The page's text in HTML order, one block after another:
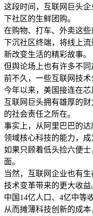
这段时间，互联网巨头
下社区的生鲜团购。
在购物、打车、外卖这些
下沉社区终端，将线上
新改变生活的精彩故事。
但舆论场上也有许多不
前不久，一些互联网技
今年以来，美国接连在芯
互联网巨头拥有雄厚的
的社会责任之所在。
事实上，从阿里巴巴的
领域核心科技的能力，成
如果只顾着低头捡六便
面。
当然，互联网企业也有
技术变革带来的更大收益
中国14亿人口、4亿中等
从而摊薄科技创新的成